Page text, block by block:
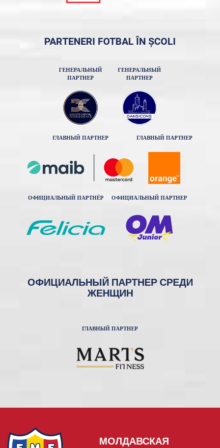
PARTENERI FOTBAL ÎN ȘCOLI
ГЕНЕРАЛЬНЫЙ
ПАРТНЕР
ГЕНЕРАЛЬНЫЙ
ПАРТНЕР
ГЛАВНЫЙ ПАРТНЕР ГЛАВНЫЙ ПАРТНЕР
ОФИЦИАЛЬНЫЙ ПАРТНЁР ОФИЦИАЛЬНЫЙ ПАРТНЕР
ОФИЦИАЛЬНЫЙ ПАРТНЕР СРЕДИ
ЖЕНЩИН
ГЛАВНЫЙ ПАРТНЕР
МОЛДАВСКАЯ